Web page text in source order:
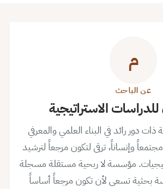
م
عن الباحث
الاستراتيجية
دور رائد في البناء العلمي والمعرفي
وإنساناً، ترقى لتكون مرجعاً لترشيد
مؤسسة لا ربحية مستقلة مسجلة
بحثية تسعى لأن تكون مرجعاً أساساً